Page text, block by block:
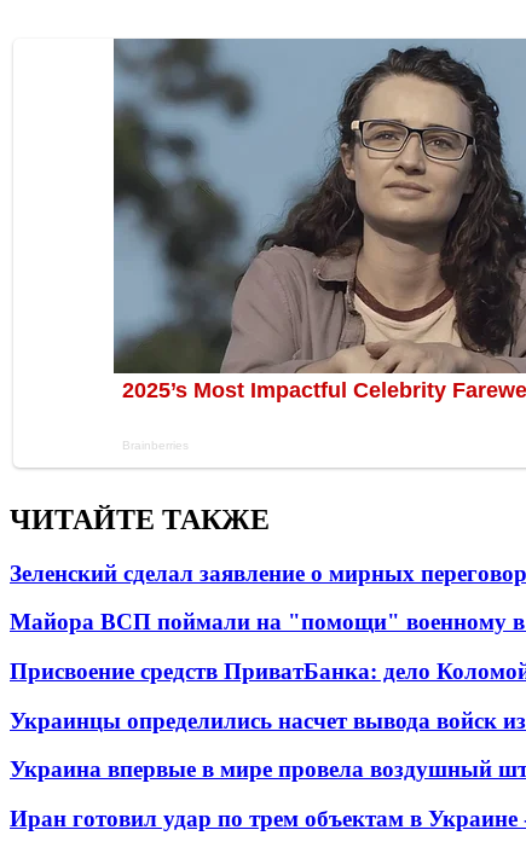
ЧИТАЙТЕ ТАКЖЕ
Зеленский сделал заявление о мирных
Майора ВСП поймали на "помощи" военному
Присвоение средств ПриватБанка: дело
Украинцы определились насчет вывода войск
Украина впервые в мире провела воздушный
Иран готовил удар по трем объектам в